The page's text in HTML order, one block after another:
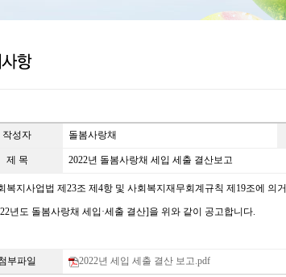
작성자 돌봄사랑채
제 목 2022년 돌봄사랑채 세입 세출 결산보고
복지사업법 제 23조 제 4항 및 사회복지재무회계규칙 제 19조에 의거
년도 돌봄사랑채 세입 ·세출 결산]을 위와 같이 공고합니다.
부파일 2022년 세입 세출 결산 보고.pdf